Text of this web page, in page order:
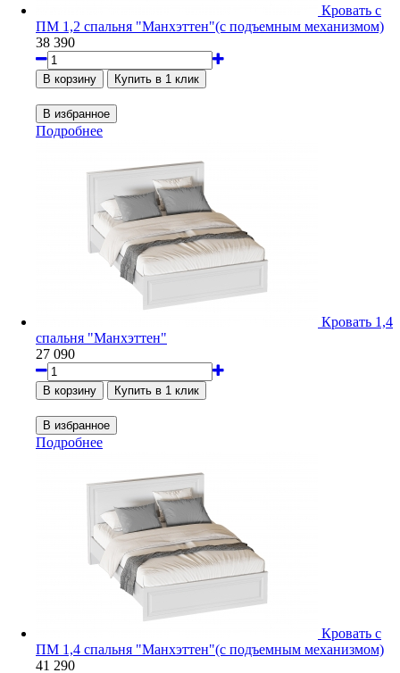
Кровать с
ПМ 1,2 спальня "Манхэттен"(с подъемным механизмом)
38 390
Подробнее
Кровать 1,4
спальня "Манхэттен"
27 090
Подробнее
Кровать с
ПМ 1,4 спальня "Манхэттен"(с подъемным механизмом)
41 290